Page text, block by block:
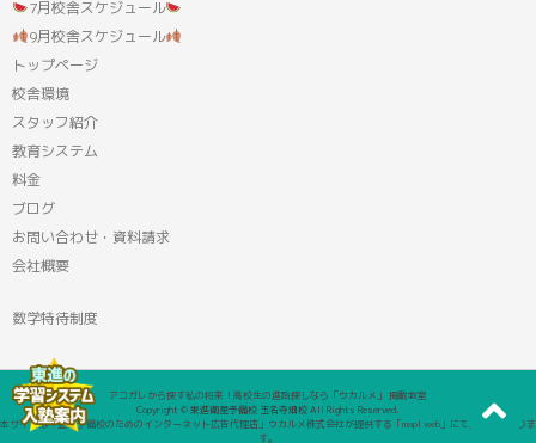
7月校舎スケジュール
9月校舎スケジュール
トップページ
校舎環境
スタッフ紹介
教育システム
料金
ブログ
お問い合わせ・資料請求
会社概要
数学特待制度
アコガレから探す私の将来！高校生の進路探しなら「ウカルメ」 掲載教室
Copyright © 東進衛星予備校 玉名寺畑校 All Rights Reserved.
本サイトは「塾・予備校のためのインターネット広告代理店」ウカルメ株式会社が提供する「mapl web」にて運営しておりま
す。